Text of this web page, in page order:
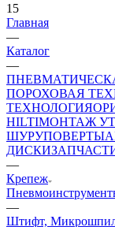
15
Главная
—
Каталог
—
ПОРОХОВАЯ
ТЕХНОЛОГИЯ
HILTIМОНТАЖ
ШУРУПОВЕРТЫ
ДИСКИ
—
Крепеж
—
Штифт,